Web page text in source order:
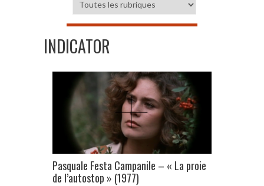
INDICATOR
Pasquale Festa Campanile – « La proie
de l’autostop » (1977)